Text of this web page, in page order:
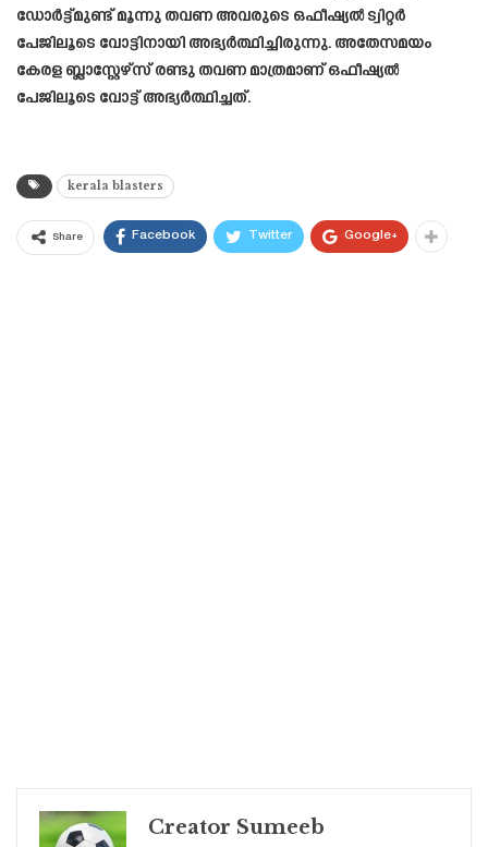
ഡോർട്ട്മുണ്ട് മൂന്നു തവണ അവരുടെ ഒഫീഷ്യൽ ട്വിറ്റർ
പേജിലൂടെ വോട്ടിനായി അഭ്യർത്ഥിച്ചിരുന്നു. അതേസമയം
കേരള ബ്ലാസ്റ്റേഴ്‌സ് രണ്ടു തവണ മാത്രമാണ് ഒഫീഷ്യൽ
പേജിലൂടെ വോട്ട് അഭ്യർത്ഥിച്ചത്.
kerala blasters
Share Facebook Twitter Google+
Creator Sumeeb